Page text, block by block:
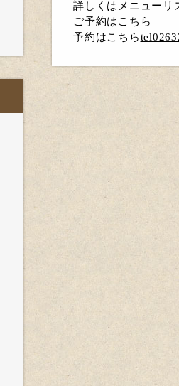
詳しくはメニューリ
ご予約はこちら
予約はこちら